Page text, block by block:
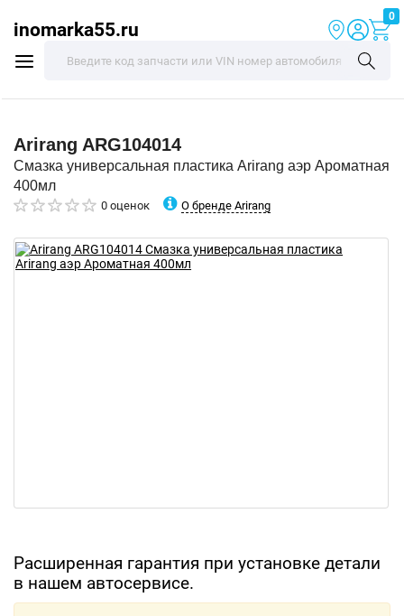
inomarka55.ru
0
Arirang ARG104014
Смазка универсальная пластика Arirang аэр Ароматная
400мл
0 оценок О бренде Arirang
Расширенная гарантия при установке детали
в нашем автосервисе.